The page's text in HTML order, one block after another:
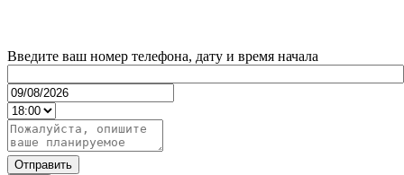
Введите ваш номер телефона, дату и время начала
Отправить